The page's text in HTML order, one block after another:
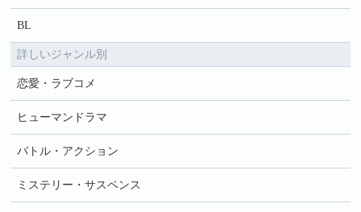
BL
詳しいジャンル別
恋愛・ラブコメ
ヒューマンドラマ
バトル・アクション
ミステリー・サスペンス